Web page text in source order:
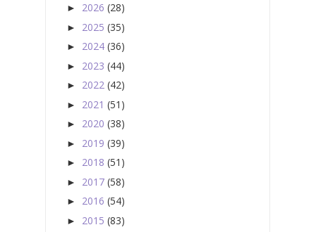
► 2026 (28)
► 2025 (35)
► 2024 (36)
► 2023 (44)
► 2022 (42)
► 2021 (51)
► 2020 (38)
► 2019 (39)
► 2018 (51)
► 2017 (58)
► 2016 (54)
► 2015 (83)